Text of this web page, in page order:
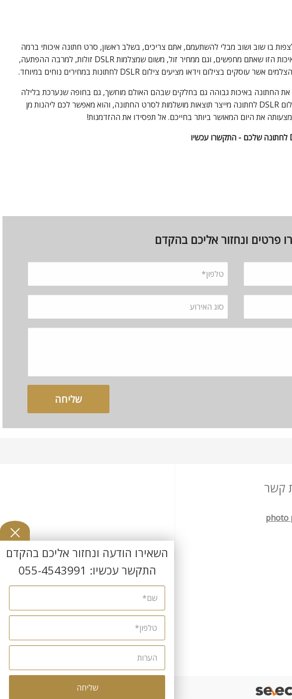
השאירו הודעה ונחזור אליכם בהקדם
התקשר עכשיו:
בו שוב ושוב מבלי להשתעמם, אתם צריכים, בשלב ראשון, סרט חתונה איכותי ברמה
הזו שאתם מחפשים, וגם ממחיר זול, משום שמצלמותDSLR זולות, למרבה ההפתעה,
אשר עוסקים בצילום וידאו מציעים צילום DSLR לחתונות במחירים נוחים במיוחד.
את החתונה באיכות גבוהה גם בחלקים שבהם האולם מוחשך, גם בחופה שנערכת בלילה
DSLR לחתונה מייצר תוצאות מושלמות לסרט החתונה, והוא מאפשר לכם ליהנות מן
את היום המאושר ביותר בחייכם. אל תפסידו את ההזדמנות!
פרטים ונחזור אליכם בהקדם
קשר
photo